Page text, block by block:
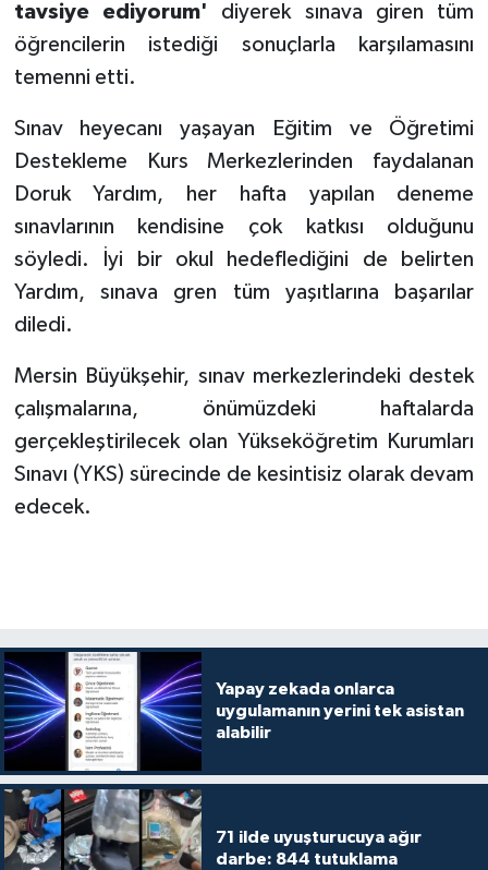
tavsiye ediyorum'
diyerek sınava giren tüm
öğrencilerin istediği sonuçlarla karşılamasını
temenni etti.
Sınav heyecanı yaşayan Eğitim ve Öğretimi
Destekleme Kurs Merkezlerinden faydalanan
Doruk Yardım, her hafta yapılan deneme
sınavlarının kendisine çok katkısı olduğunu
söyledi. İyi bir okul hedeflediğini de belirten
Yardım, sınava gren tüm yaşıtlarına başarılar
diledi.
Mersin Büyükşehir, sınav merkezlerindeki destek
çalışmalarına, önümüzdeki haftalarda
gerçekleştirilecek olan Yükseköğretim Kurumları
Sınavı (YKS) sürecinde de kesintisiz olarak devam
edecek.
Yapay zekada onlarca
uygulamanın yerini tek asistan
alabilir
71 ilde uyuşturucuya ağır
darbe: 844 tutuklama